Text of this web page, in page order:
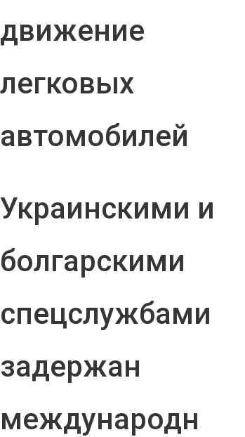
движение
легковых
автомобилей
Украинскими и
болгарскими
спецслужбами
задержан
международн